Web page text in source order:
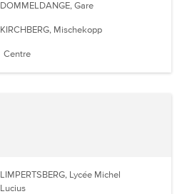
DOMMELDANGE, Gare
KIRCHBERG, Mischekopp
Centre
LIMPERTSBERG, Lycée Michel
Lucius